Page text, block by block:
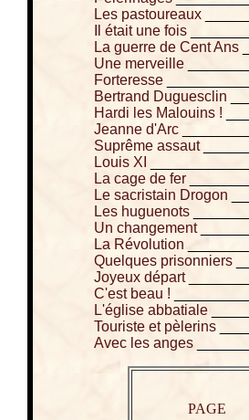
Les pastoureaux
Il était une fois
La guerre de Cent Ans
Une merveille
Forteresse
Bertrand Duguesclin
Hardi les Malouins !
Jeanne d'Arc
Suprême assaut
Louis XI
La cage de fer
Le sacristain Drogon
Les huguenots
Un changement
La Révolution
Quelques prisonniers
Joyeux départ
C'est beau !
L'église abbatiale
Touriste et pèlerins
Avec les anges
PAGE